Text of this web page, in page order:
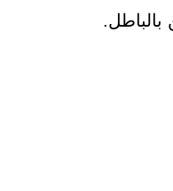
بالباطل.